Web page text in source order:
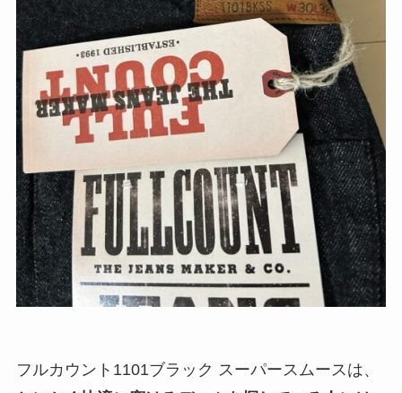
フルカウント1101ブラック スーパースムースは、